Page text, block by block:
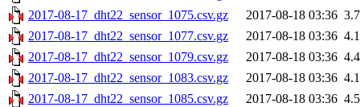
2017-08-17_dht22_sensor_1075.csv.gz
2017-08-18 03:36
2017-08-17_dht22_sensor_1077.csv.gz
2017-08-18 03:36
2017-08-17_dht22_sensor_1079.csv.gz
2017-08-18 03:36
2017-08-17_dht22_sensor_1083.csv.gz
2017-08-18 03:36
2017-08-17_dht22_sensor_1085.csv.gz
2017-08-18 03:36